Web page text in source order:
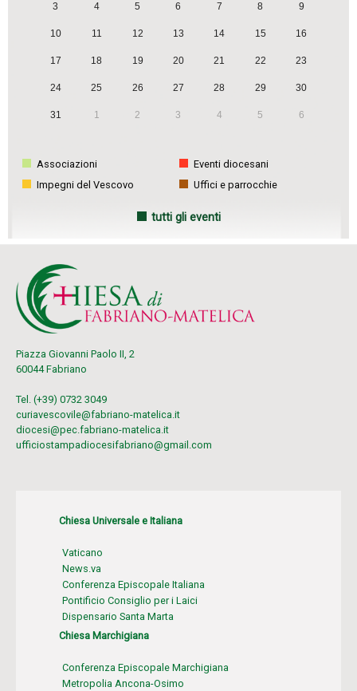
3 4 5 6 7 8 9
10 11 12 13 14 15 16
17 18 19 20 21 22 23
24 25 26 27 28 29 30
31 1 2 3 4 5 6
Associazioni
Eventi diocesani
Impegni del Vescovo
Uffici e parrocchie
tutti gli eventi
Piazza Giovanni Paolo II, 2
60044 Fabriano
Tel. (+39) 0732 3049
curiavescovile@fabriano-matelica.it
diocesi@pec.fabriano-matelica.it
ufficiostampadiocesifabriano@gmail.com
Chiesa Universale e Italiana
Vaticano
News.va
Conferenza Episcopale Italiana
Pontificio Consiglio per i Laici
Dispensario Santa Marta
Chiesa Marchigiana
Conferenza Episcopale Marchigiana
Metropolia Ancona-Osimo